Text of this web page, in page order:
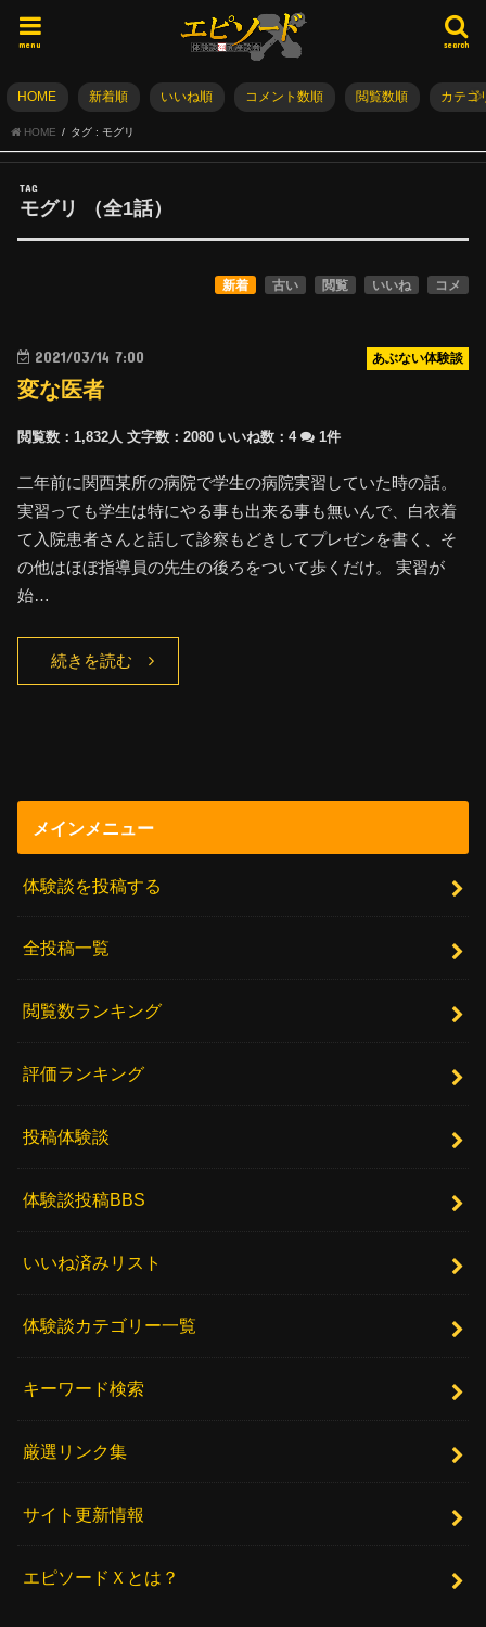
search
menu
HOME 新着順 いいね順 コメント数順 閲覧数順 カテゴ
HOME タグ : モグリ
TAG
モグリ （全1話）
新着 古い 閲覧 いいね コメ
2021/03/14 7:00 あぶない体験談
変な医者
閲覧数：1,832人 文字数：2080 いいね数：4 1件
二年前に関西某所の病院で学生の病院実習していた時の話。
実習っても学生は特にやる事も出来る事も無いんで、白衣着
て入院患者さんと話して診察もどきしてプレゼンを書く、そ
の他はほぼ指導員の先生の後ろをついて歩くだけ。 実習が
始…
続きを読む
メインメニュー
体験談を投稿する
全投稿一覧
閲覧数ランキング
評価ランキング
投稿体験談
体験談投稿BBS
いいね済みリスト
体験談カテゴリー一覧
キーワード検索
厳選リンク集
サイト更新情報
エピソードＸとは？